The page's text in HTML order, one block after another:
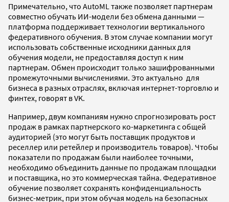
Примечательно, что AutoML также позволяет партнерам
совместно обучать ИИ-модели без обмена данными —
платформа поддерживает технологии вертикального
федеративного обучения. В этом случае компании могут
использовать собственные исходники данных для
обучения модели, не предоставляя доступ к ним
партнерам. Обмен происходит только зашифрованными
промежуточными вычислениями. Это актуально для
бизнеса в разных отраслях, включая интернет-торговлю и
финтех, говорят в VK.
Например, двум компаниям нужно спрогнозировать рост
продаж в рамках партнерского ко-маркетинга с общей
аудиторией (это могут быть поставщик продуктов и
реселлер или ретейлер и производитель товаров). Чтобы
показатели по продажам были наиболее точными,
необходимо объединить данные по продажам площадки
и поставщика, но это коммерческая тайна. Федеративное
обучение позволяет сохранять конфиденциальность
бизнес-метрик, при этом обучая модель на безопасных